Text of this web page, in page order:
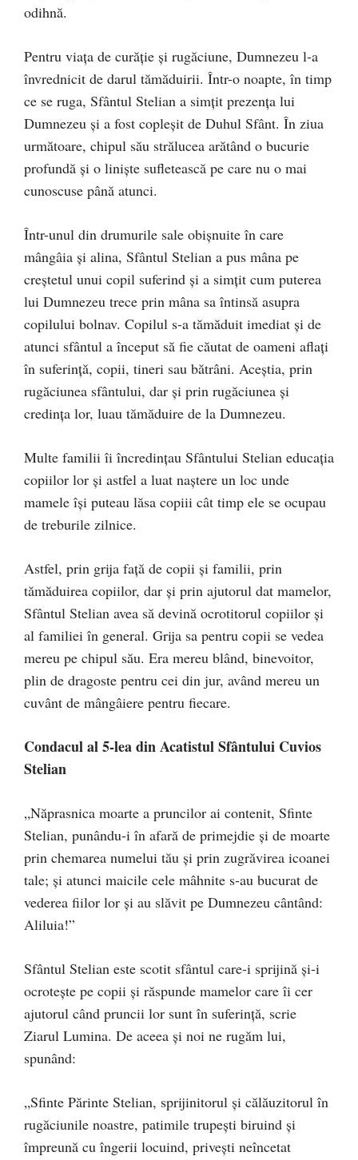
odihnă.
Pentru viaţa de curăţie şi rugăciune, Dumnezeu l-a
învrednicit de darul tămăduirii. Într-o noapte, în timp
ce se ruga, Sfântul Stelian a simţit prezenţa lui
Dumnezeu şi a fost copleşit de Duhul Sfânt. În ziua
următoare, chipul său strălucea arătând o bucurie
profundă şi o linişte sufletească pe care nu o mai
cunoscuse până atunci.
Într-unul din drumurile sale obişnuite în care
mângâia şi alina, Sfântul Stelian a pus mâna pe
creştetul unui copil suferind şi a simţit cum puterea
lui Dumnezeu trece prin mâna sa întinsă asupra
copilului bolnav. Copilul s-a tămăduit imediat şi de
atunci sfântul a început să fie căutat de oameni aflaţi
în suferinţă, copii, tineri sau bătrâni. Aceştia, prin
rugăciunea sfântului, dar şi prin rugăciunea şi
credinţa lor, luau tămăduire de la Dumnezeu.
Multe familii îi încredinţau Sfântului Stelian educaţia
copiilor lor şi astfel a luat naştere un loc unde
mamele îşi puteau lăsa copiii cât timp ele se ocupau
de treburile zilnice.
Astfel, prin grija faţă de copii şi familii, prin
tămăduirea copiilor, dar şi prin ajutorul dat mamelor,
Sfântul Stelian avea să devină ocrotitorul copiilor şi
al familiei în general. Grija sa pentru copii se vedea
mereu pe chipul său. Era mereu blând, binevoitor,
plin de dragoste pentru cei din jur, având mereu un
cuvânt de mângâiere pentru fiecare.
Con­dacul al 5-lea din Acatistul Sfântului Cuvios
Stelian
„Năprasnica moarte a pruncilor ai contenit, Sfinte
Stelian, punându-i în afară de primejdie şi de moarte
prin chemarea numelui tău şi prin zugrăvirea icoanei
tale; şi atunci maicile cele mâhnite s-au bucurat de
vederea fiilor lor şi au slăvit pe Dum­nezeu cântând:
Aliluia!”
Sfântul Stelian este scotit sfântul care-i sprijină şi-i
ocroteşte pe copii şi răspunde mamelor care îi cer
ajutorul când pruncii lor sunt în suferinţă, scrie
Ziarul Lumina. De aceea şi noi ne rugăm lui,
spunând:
„Sfinte Părinte Stelian, sprijinitorul şi călăuzitorul în
rugăciunile noastre, patimile trupeşti biruind şi
împreună cu îngerii locuind, priveşti neîncetat